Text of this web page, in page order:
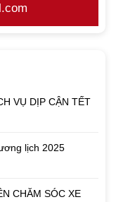
VỤ DỊP CẬN TẾT
lịch 2025
CHĂM SÓC XE